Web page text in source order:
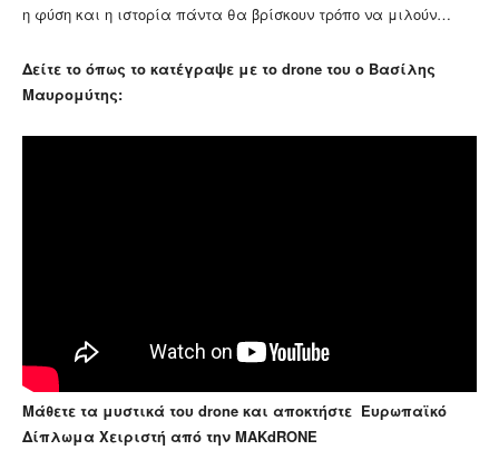
η φύση και η ιστορία πάντα θα βρίσκουν τρόπο να μιλούν…
Δείτε το όπως το κατέγραψε με το drone του ο Βασίλης
Μαυρομύτης:
Μάθετε τα μυστικά του drone και αποκτήστε Ευρωπαϊκό
Δίπλωμα Χειριστή από την MAKdRONE